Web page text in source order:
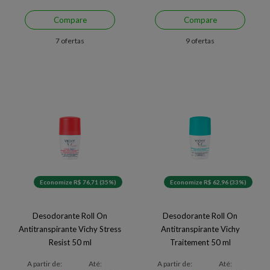
Compare
7 ofertas
Compare
9 ofertas
Economize R$ 76,71 (35%)
Desodorante Roll On
Antitranspirante Vichy Stress
Resist 50 ml
A partir de:
Até:
Economize R$ 62,96 (33%)
Desodorante Roll On
Antitranspirante Vichy
Traitement 50 ml
A partir de:
Até: